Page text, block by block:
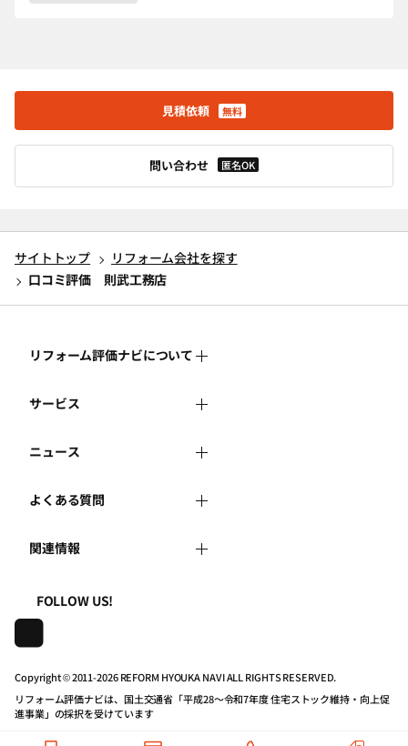
見積依頼 無料
問い合わせ 匿名OK
サイトトップ
リフォーム会社を探す
口コミ評価 則武工務店
リフォーム評価ナビについて
リフォーム評価ナビとは
運営体制
はじめての方へ
事務局へのお問い合せ
地域の相談窓口のみなさまへ
住宅関連機関リンク集
サービス
リフォーム会社を探す
リフォーム事例を見る
リフォームを相談する
リフォームを学ぶ
マイページの活用
ニュース
新着情報
講習会・セミナー
連携機関・企業・団体トピックス
よくある質問
よくある質問
利用規約
プライバシーポリシー
動作推奨環境について
関連情報
一般財団法人住まいづくりナビセンター
株式会社日本建築住宅センター
FOLLOW US!
Copyright © 2011-2026 REFORM HYOUKA NAVI ALL RIGHTS RESERVED.
リフォーム評価ナビは、国土交通省「平成28～令和7年度 住宅ストック維持・向上促
進事業」の採択を受けています